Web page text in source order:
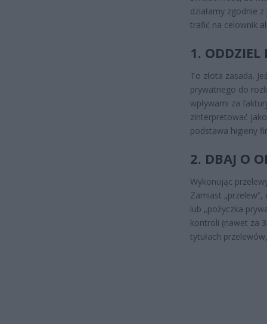
działamy zgodnie
trafić na celownik
1. ODDZIEL
To złota zasada.
prywatnego do
wpływami za
zinterpretować
podstawa higieny
2. DBAJ O
Wykonując
Zamiast „przelew”,
lub „pożyczka
kontroli (nawet za
tytułach